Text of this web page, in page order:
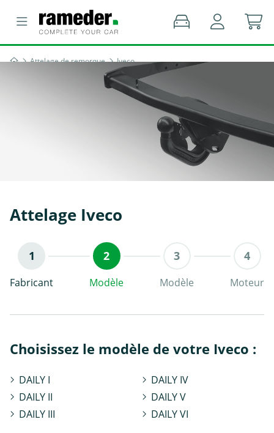
Attelage de remorque Iveco
Attelage Iveco
Fabricant Modèle Modèle Moteur
Choisissez le modèle de votre Iveco :
DAILY I
DAILY II
DAILY III
DAILY IV
DAILY V
DAILY VI